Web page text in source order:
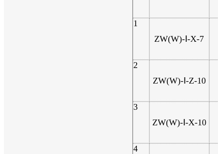
1
ZW(W)-Ⅰ-X-7
2
ZW(W)-Ⅰ-Z-10
3
ZW(W)-Ⅰ-X-10
4